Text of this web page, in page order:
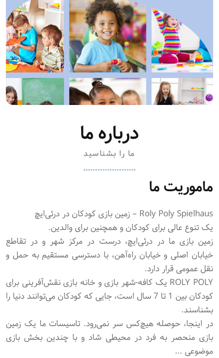
درباره ما
ما را بشناسید
ماموریت ما
Roly Poly Spielhaus – زمین بازی کودکان در درئی‌ایچ
یک تنوع عالی برای کودکان و همچنین برای والدین.
زمین بازی ما در درئی‌ایچ، درست در مرکز شهر و در تقاطع
خیابان اصلی و خیابان راه‌آهن، با دسترسی مستقیم به حمل و
نقل عمومی قرار دارد.
ROLY POLY یک کافه-شهر بازی و خانه بازی نقش‌آفرینی برای
کودکان بین 1 تا 7 سال است، جایی که کودکان می‌توانند دنیا را
بشناسند.
در اینجا، حوصله هیچ‌کس سر نمی‌رود. تاسیسات ما یک زمین
بازی منحصر به فرد در محیطی شاد و با چندین بخش بازی
موضوعی ...